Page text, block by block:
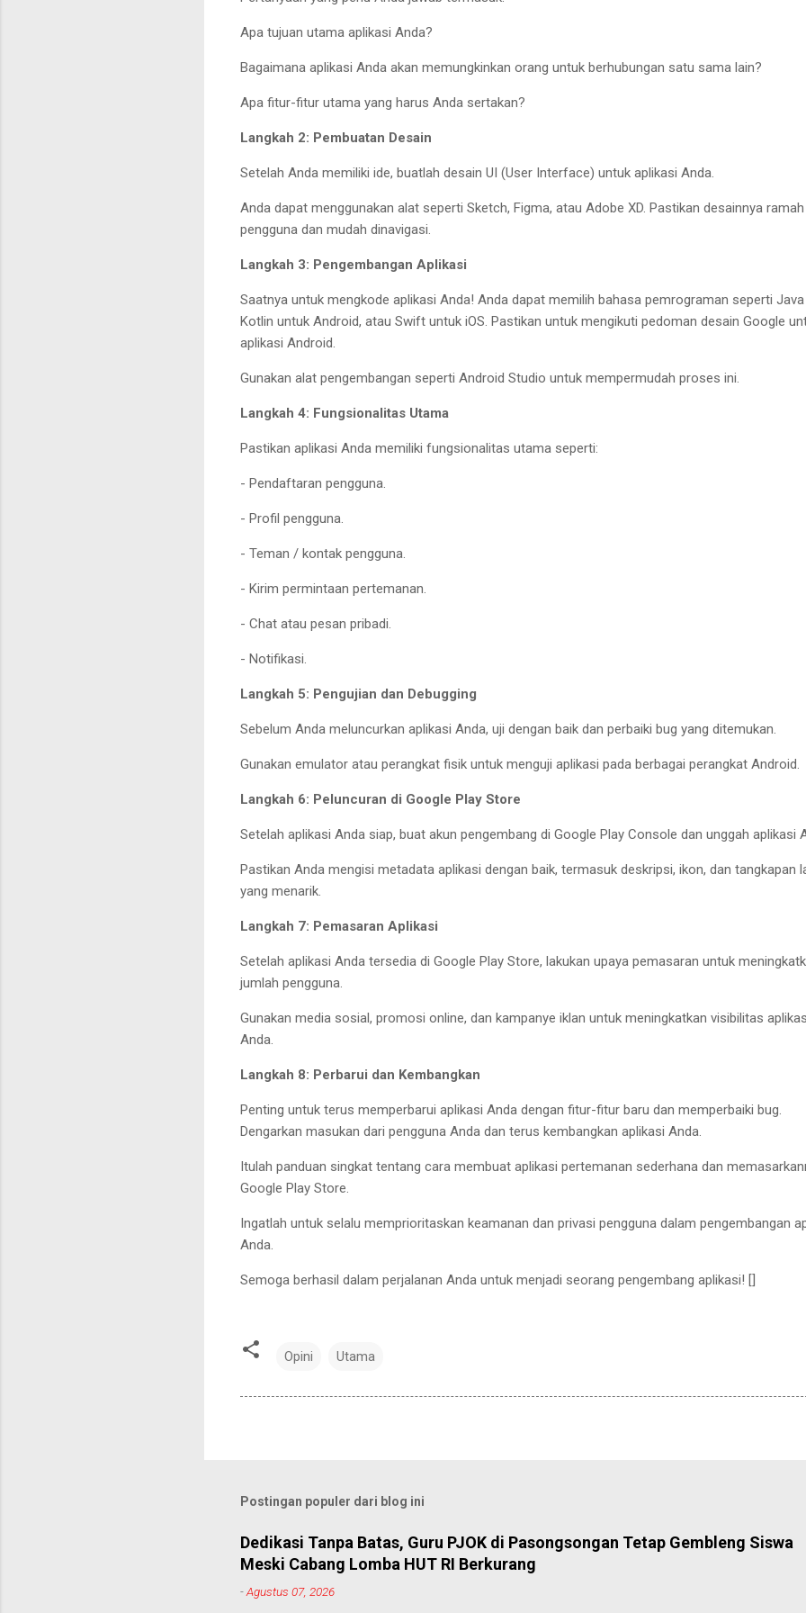
Apa tujuan utama aplikasi Anda?
Bagaimana aplikasi Anda akan memungkinkan orang untuk berhubungan satu sama lain?
Apa fitur-fitur utama yang harus Anda sertakan?
Langkah 2: Pembuatan Desain
Setelah Anda memiliki ide, buatlah desain UI (User Interface) untuk aplikasi Anda.
Anda dapat menggunakan alat seperti Sketch, Figma, atau Adobe XD. Pastikan desainnya ramah
pengguna dan mudah dinavigasi.
Langkah 3: Pengembangan Aplikasi
Saatnya untuk mengkode aplikasi Anda! Anda dapat memilih bahasa pemrograman seperti
Kotlin untuk Android, atau Swift untuk iOS. Pastikan untuk mengikuti pedoman desain Google
aplikasi Android.
Gunakan alat pengembangan seperti Android Studio untuk mempermudah proses ini.
Langkah 4: Fungsionalitas Utama
Pastikan aplikasi Anda memiliki fungsionalitas utama seperti:
- Pendaftaran pengguna.
- Profil pengguna.
- Teman / kontak pengguna.
- Kirim permintaan pertemanan.
- Chat atau pesan pribadi.
- Notifikasi.
Langkah 5: Pengujian dan Debugging
Sebelum Anda meluncurkan aplikasi Anda, uji dengan baik dan perbaiki bug yang ditemukan.
Gunakan emulator atau perangkat fisik untuk menguji aplikasi pada berbagai perangkat Android.
Langkah 6: Peluncuran di Google Play Store
Setelah aplikasi Anda siap, buat akun pengembang di Google Play Console dan unggah aplikasi
Pastikan Anda mengisi metadata aplikasi dengan baik, termasuk deskripsi, ikon, dan tangkapan
yang menarik.
Langkah 7: Pemasaran Aplikasi
Setelah aplikasi Anda tersedia di Google Play Store, lakukan upaya pemasaran untuk
jumlah pengguna.
Gunakan media sosial, promosi online, dan kampanye iklan untuk meningkatkan visibilitas
Anda.
Langkah 8: Perbarui dan Kembangkan
Penting untuk terus memperbarui aplikasi Anda dengan fitur-fitur baru dan memperbaiki bug.
Dengarkan masukan dari pengguna Anda dan terus kembangkan aplikasi Anda.
Itulah panduan singkat tentang cara membuat aplikasi pertemanan sederhana dan
Google Play Store.
Ingatlah untuk selalu memprioritaskan keamanan dan privasi pengguna dalam pengembangan
Anda.
Semoga berhasil dalam perjalanan Anda untuk menjadi seorang pengembang aplikasi! []
Opini Utama
Postingan populer dari blog ini
Dedikasi Tanpa Batas, Guru PJOK di Pasongsongan Tetap Gembleng Siswa
Meski Cabang Lomba HUT RI Berkurang
-Agustus 07, 2026